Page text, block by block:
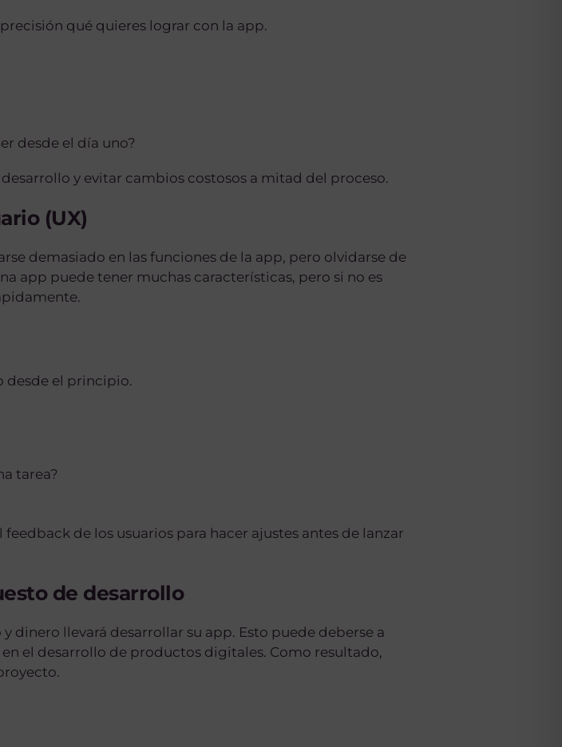
qué quieres lograr con la app.
desde el día uno?
y evitar cambios costosos a mitad del proceso.
(UX)
demasiado en las funciones de la app, pero olvidarse de
app puede tener muchas características, pero si no es
desde el principio.
tarea?
de los usuarios para hacer ajustes antes de lanzar
de desarrollo
llevará desarrollar su app. Esto puede deberse a
el desarrollo de productos digitales. Como resultado,